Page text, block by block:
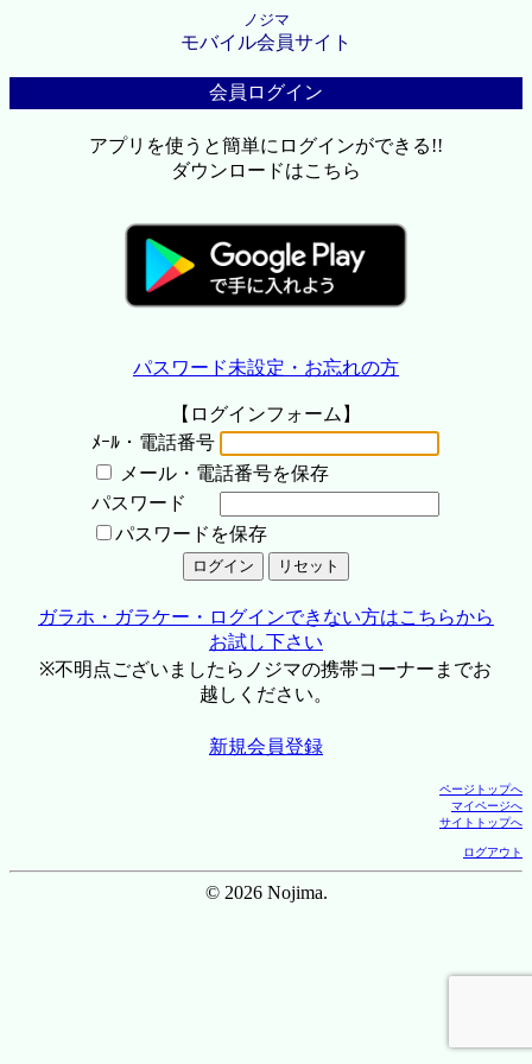
ノジマ
モバイル会員サイト
会員ログイン
アプリを使うと簡単にログインができる!!
ダウンロードはこちら
パスワード未設定・お忘れの方
【ログインフォーム】
ﾒｰﾙ・電話番号
メール・電話番号を保存
パスワード
パスワードを保存
ガラホ・ガラケー・ログインできない方はこちらから
お試し下さい
※不明点ございましたらノジマの携帯コーナーまでお
越しください。
新規会員登録
ページトップへ
マイページへ
サイトトップへ
ログアウト
© 2026 Nojima.